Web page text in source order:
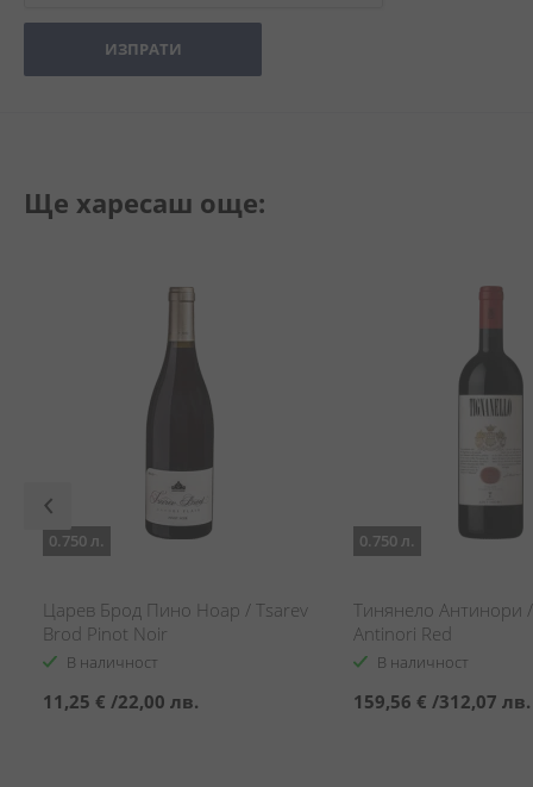
ИЗПРАТИ
Ще харесаш още:
0.750 л.
Царев Брод Пино Ноар / Tsarev
Brod Pinot Noir
В наличност
11,25 € /22,00 лв.
0.750 л.
Тинянело Антинори
Antinori Red
В наличност
159,56 € /312,07 лв.